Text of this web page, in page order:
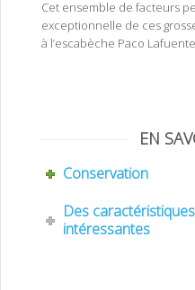
Cet ensemble de facteurs
exceptionnelle de ces
à l’escabèche Paco
EN
Conservation
Des
intéressantes